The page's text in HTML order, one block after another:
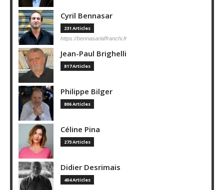
Cyril Bennasar
231 Articles
https://bennasarlaffranchi.fr
Jean-Paul Brighelli
817 Articles
Philippe Bilger
806 Articles
Céline Pina
273 Articles
Didier Desrimais
404 Articles